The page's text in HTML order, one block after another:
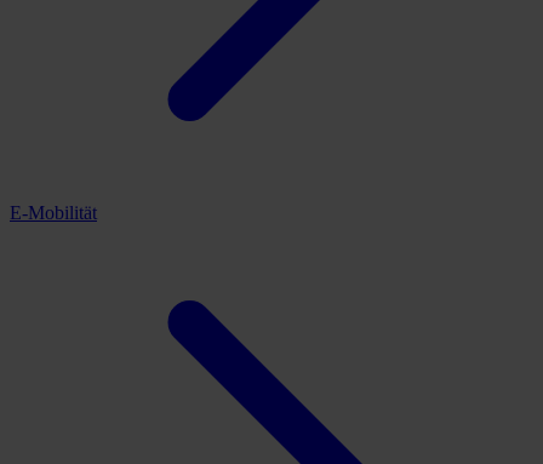
E-Mobilität